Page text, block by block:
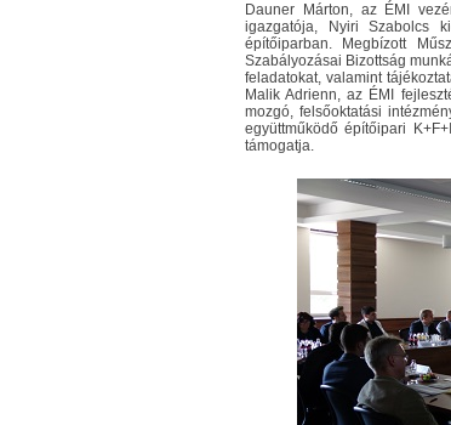
Dauner Márton, az ÉMI
igazgatója, Nyiri Szabolcs
építőiparban. Megbízott
Szabályozásai Bizottság
feladatokat, valamint
Malik Adrienn, az ÉMI
mozgó, felsőoktatási
együttműködő építőipari
támogatja.